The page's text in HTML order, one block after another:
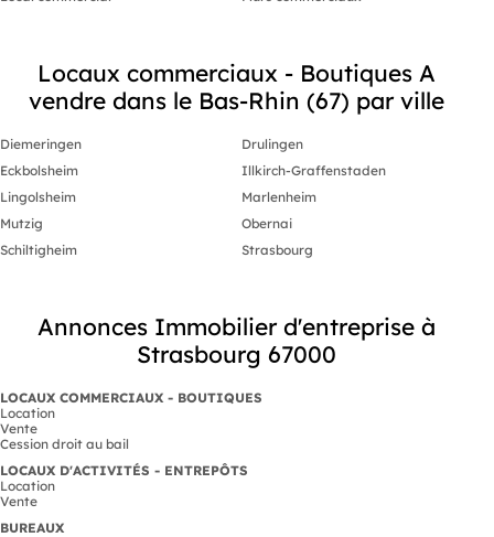
Locaux commerciaux - Boutiques A
vendre dans le Bas-Rhin (67) par ville
Diemeringen
Drulingen
Eckbolsheim
Illkirch-Graffenstaden
Lingolsheim
Marlenheim
Mutzig
Obernai
Schiltigheim
Strasbourg
Annonces Immobilier d'entreprise à
Strasbourg 67000
LOCAUX COMMERCIAUX - BOUTIQUES
Location
Vente
Cession droit au bail
LOCAUX D'ACTIVITÉS - ENTREPÔTS
Location
Vente
BUREAUX